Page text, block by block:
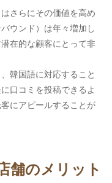
さらにその価値を高め
ウンド）は年々増加し
在的な顧客にとって非
韓国語に対応すること
口コミを投稿できるよ
にアピールすることが
舗のメリット